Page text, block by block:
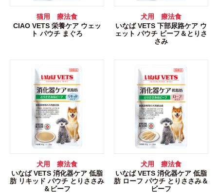
猫用 療法食
CIAO VETS 栄養ケア ウェッ
ト パウチ まぐろ
犬用 療法食
いなば VETS 下部尿路ケア ウ
ェット パウチ ビーフ＆とりさ
さみ
犬用 療法食
いなば VETS 消化器ケア 低脂
肪 リキッド パウチ とりささみ
＆ビーフ
犬用 療法食
いなば VETS 消化器ケア 低脂
肪 ローフ パウチ とりささみ＆
ビーフ